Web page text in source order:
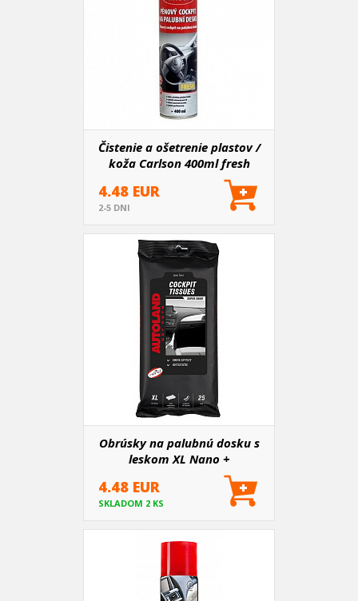
Čistenie a ošetrenie plastov /
koža Carlson 400ml fresh
4.48 EUR
2-5 DNI
Obrúsky na palubnú dosku s
leskom XL Nano +
4.48 EUR
SKLADOM 2 KS